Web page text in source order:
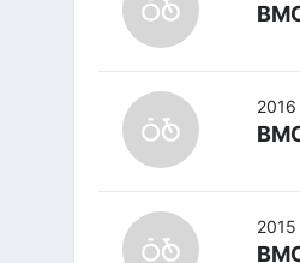
2016
2015